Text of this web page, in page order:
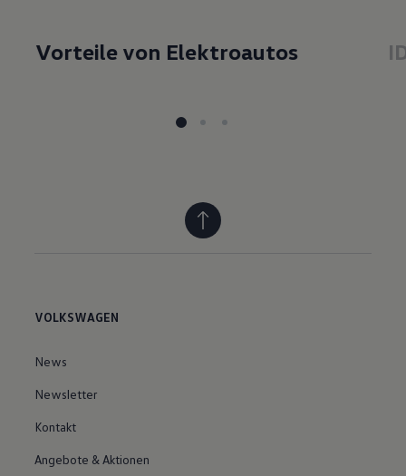
Vorteile von Elektroautos
VOLKSWAGEN
News
Newsletter
Kontakt
Angebote & Aktionen